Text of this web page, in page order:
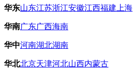
华东山东江苏浙江安徽江西福建上海
华南广东广西海南
华中河南湖北湖南
华北北京天津河北山西内蒙古